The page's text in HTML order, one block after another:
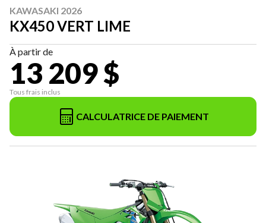
KAWASAKI 2026
KX450 VERT LIME
À partir de
13 209 $
Tous frais inclus
CALCULATRICE DE PAIEMENT